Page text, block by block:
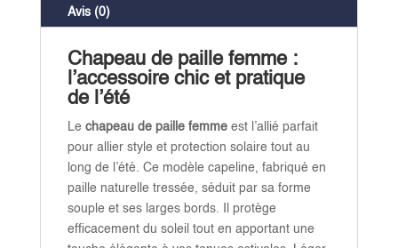
Avis (0)
Chapeau de paille femme :
l’accessoire chic et pratique
de l’été
Le chapeau de paille femmeest l’allié parfait
pour allier style et protection solaire tout au
long de l’été. Ce modèle capeline, fabriqué en
paille naturelle tressée, séduit par sa forme
souple et ses larges bords. Il protège
efficacement du soleil tout en apportant une